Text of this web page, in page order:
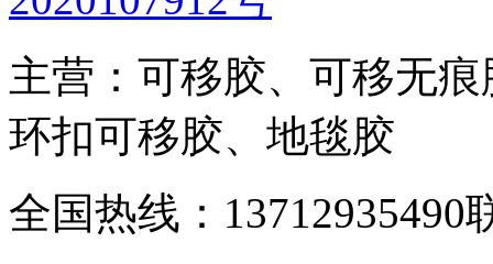
主营：可移胶、可移无
环扣可移胶、地毯胶
全国热线：13712935490